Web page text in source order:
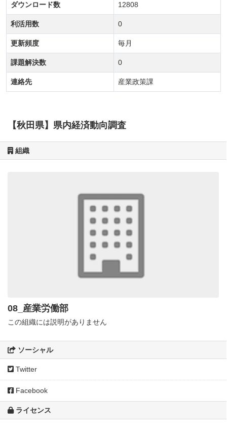
【秋田県】県内経済動向調査
組織
08_産業労働部
この組織には説明がありません
ソーシャル
Twitter
Facebook
ライセンス
ダウンロード数 12808
利活用数 0
更新頻度 毎月
課題解決数 0
連絡先 産業政策課